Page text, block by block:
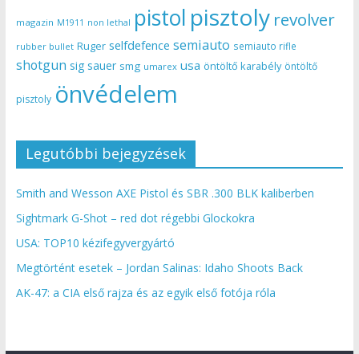
magazin M1911 non lethal pistol pisztoly revolver
rubber bullet Ruger selfdefence semiauto semiauto rifle
shotgun sig sauer smg umarex usa öntöltő karabély öntöltő
pisztoly önvédelem
Legutóbbi bejegyzések
Smith and Wesson AXE Pistol és SBR .300 BLK kaliberben
Sightmark G-Shot – red dot régebbi Glockokra
USA: TOP10 kézifegyvergyártó
Megtörtént esetek – Jordan Salinas: Idaho Shoots Back
AK-47: a CIA első rajza és az egyik első fotója róla